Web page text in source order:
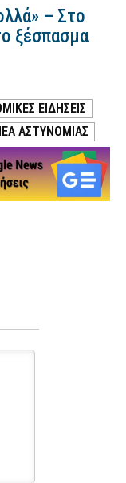
– Στο
ξέσπασμα
ΕΙΔΗΣΕΙΣ
ΑΣΤΥΝΟΜΙΑΣ